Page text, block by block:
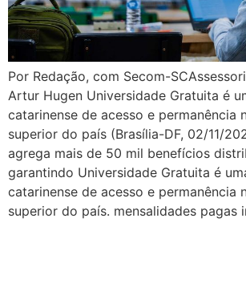
Por Redação, com Secom-
Artur Hugen Universidade Gratuita é
catarinense de acesso e permanência
superior do país (Brasília-DF, 02/11/
agrega mais de 50 mil benefícios
garantindo Universidade Gratuita é
catarinense de acesso e permanência
superior do país. mensalidades pagas